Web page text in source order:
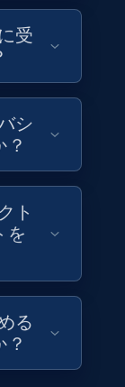
and
Initial
more.
受
シ
？
ト
を
る
？